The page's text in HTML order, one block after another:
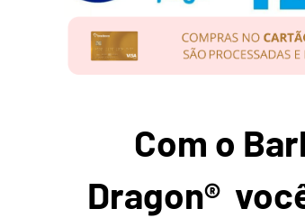
Com o
Dragon®